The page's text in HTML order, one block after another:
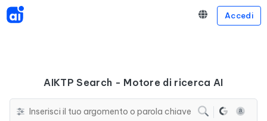
Accedi
AIKTP Search - Motore di ricerca AI